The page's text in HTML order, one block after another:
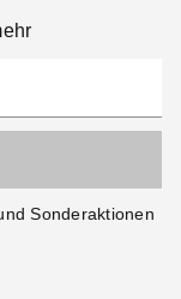
Sonderaktionen